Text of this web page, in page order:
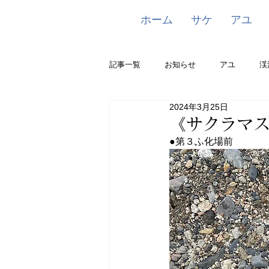
ホーム サケ アユ
記事一覧 お知らせ アユ 渓
《サクラマ
2024年3月25日
●第３ふ化場前